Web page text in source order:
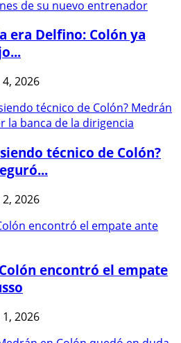
era Delfino: Colón ya
2026
técnico de Colón?
2026
encontró el empate
2026